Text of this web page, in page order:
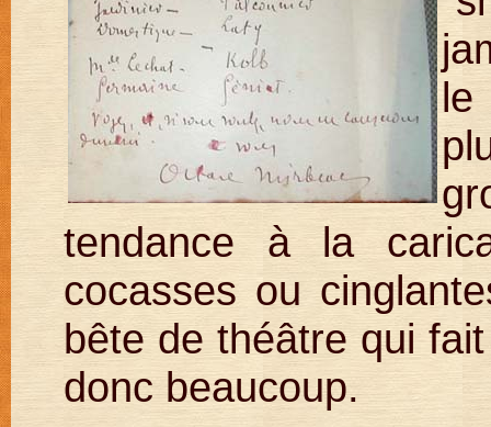
le
tendance à la
cocasses ou
bête de théâtre qui
donc beaucoup.